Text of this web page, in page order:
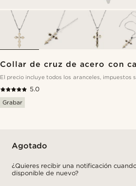
Collar de cruz de acero con
El precio incluye todos los aranceles, impuestos
5.0
Grabar
Agotado
¿Quieres recibir una notificación
disponible de nuevo?